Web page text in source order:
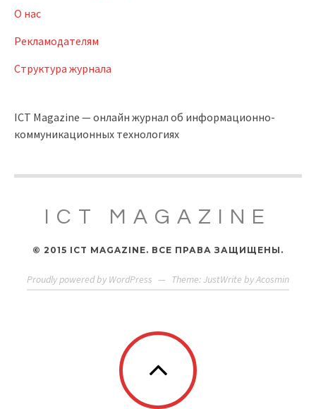
О нас
Рекламодателям
Структура журнала
ICT Magazine — онлайн журнал об информационно-
коммуникационных технологиях
ICT MAGAZINE
© 2015 ICT MAGAZINE. ВСЕ ПРАВА ЗАЩИЩЕНЫ.
Proudly powered by WordPress — Theme: JustWrite byAcosmin